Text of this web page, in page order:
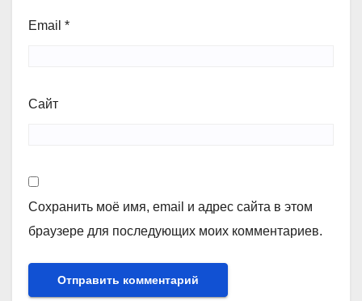
Email *
Сайт
Сохранить моё имя, email и адрес сайта в этом
браузере для последующих моих комментариев.